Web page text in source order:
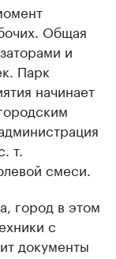
Общая
и
Парк
начинает
т.
смеси.
город в этом
с
документы